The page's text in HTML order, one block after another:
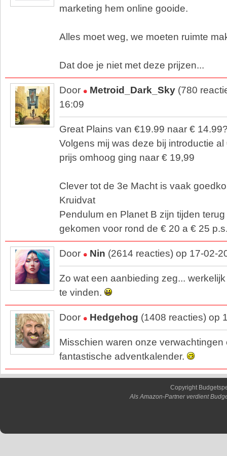
marketing hem online gooide.
Alles moet weg, we moeten ruimte
Dat doe je niet met deze prijzen...
Door Metroid_Dark_Sky (780
16:09
Great Plains van €19.99 naar €
Volgens mij was deze bij introductie
prijs omhoog ging naar € 19,99
Clever tot de 3e Macht is vaak
Kruidvat
Pendulum en Planet B zijn tijden
gekomen voor rond de € 20 a € 25
Door Nin (2614 reacties) op 17-02-
Zo wat een aanbieding zeg...
te vinden.
Door Hedgehog (1408 reacties) op
Misschien waren onze
fantastische adventkalender.
Copyright
Als Amazon-Partner verdient